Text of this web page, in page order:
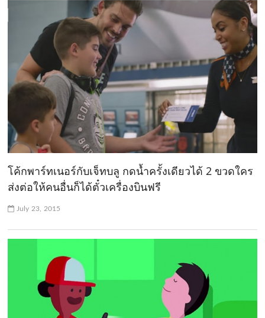
โค้กพาร์ทเนอร์กับเจ็ทบลู กดน้ำครั้งเดียวได้ 2 ขวดใคร
ส่งต่อให้คนอื่นก็ได้ตั๋วเครื่องบินฟรี
July 23, 2015